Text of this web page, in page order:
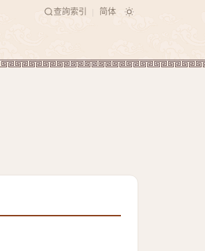
查詢索引 简体